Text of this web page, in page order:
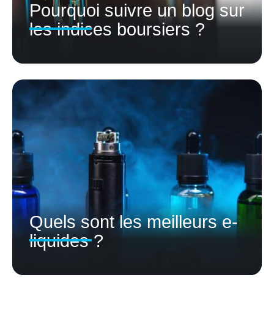
Pourquoi suivre un blog sur
les indices boursiers ?
Quels sont les meilleurs e-
liquides ?